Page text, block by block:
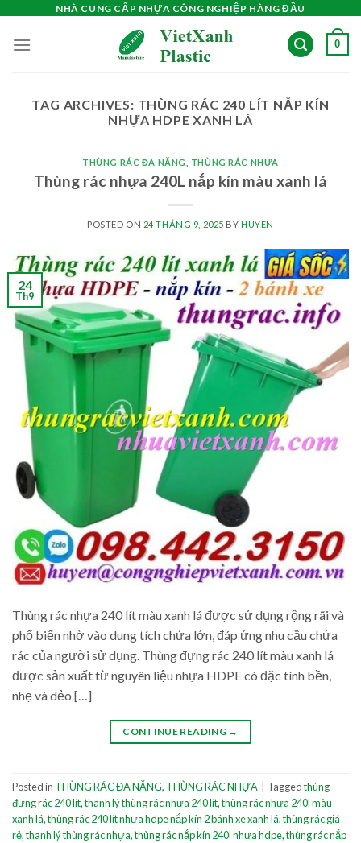
content
NHÀ CUNG CẤP NHỰA CÔNG NGHIỆP HÀNG ĐẦU
0
TAG ARCHIVES: THÙNG RÁC 240 LÍT NẮP KÍN
NHỰA HDPE XANH LÁ
THÙNG RÁC ĐA NĂNG THÙNG RÁC NHỰA
Thùng rác nhựa 240L nắp kín màu xanh lá
POSTED ON 24 THÁNG 9, 2025 BY HUYEN
24
Th9
Thùng rác nhựa 240 lít màu xanh lá được sử dụng rộng rãi và
phổ biến nhờ vào dung tích chứa lớn, đáp ứng nhu cầu chứa
rác của người sử dụng. Thùng đựng rác 240 lít màu xanh lá
được sản xuất từ nguyên liệu nhựa HDPE có đặc tính bền,
nhẹ và dẻo […]
CONTINUE READING →
Posted in THÙNG RÁC ĐA NĂNG, THÙNG RÁC NHỰA Taggedthùng
đựng rác 240 lít,thanh lý thùng rác nhựa 240 lít,thùng rác nhựa 240l màu
xanh lá,thùng rác 240 lít nhựa hdpe nắp kín 2 bánh xe xanh lá,thùng rác giá
rẻ,thanh lý thùng rác nhựa,thùng rác nắp kín 240l nhựa hdpe,thùng rác nắp